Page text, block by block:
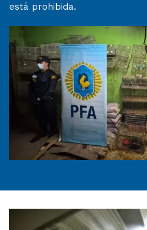
está prohibida.